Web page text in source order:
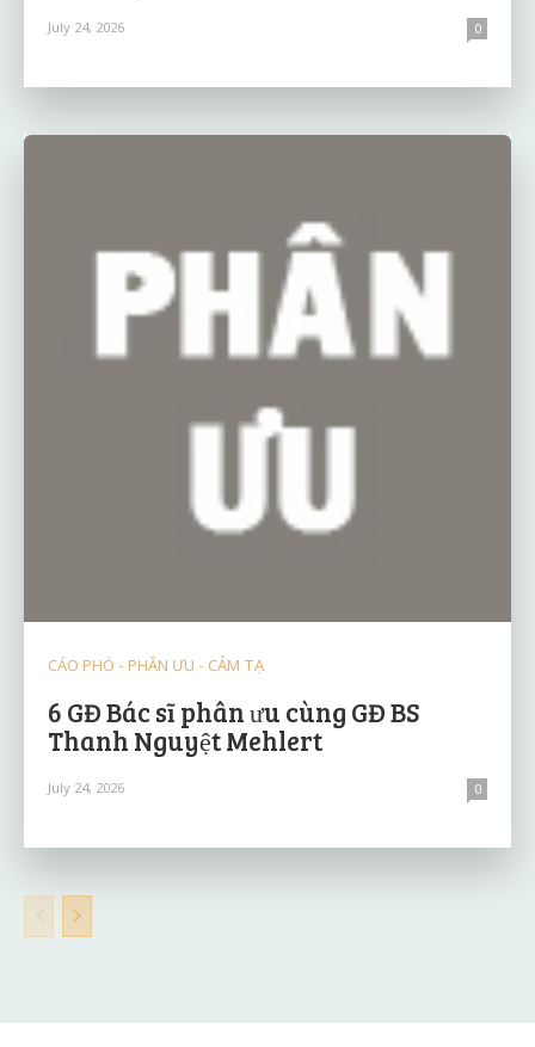
July 24, 2026 0
CÁO PHÓ - PHÂN ƯU - CẢM TẠ
6 GĐ Bác sĩ phân ưu cùng GĐ BS
Thanh Nguyệt Mehlert
July 24, 2026 0